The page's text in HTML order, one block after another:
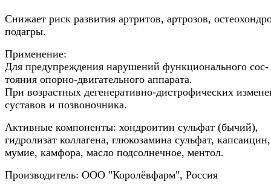
Снижает риск развития артритов, артрозов,
подагры.
Применение:
Для предупреждения на­рушений функционального сос­
тояния опорно-двигательного ап­парата.
При возрастных дегенеративно-дистрофических
суставов и позвоночника.
Активные компоненты: хондроитин суль­фат (бычий),
гидролизат колла­гена, глюкозамина сульфат, капсаицин,
мумие, камфора, масло подсолнечное, ментол.
Производитель: ООО "Королёвфарм", Россия